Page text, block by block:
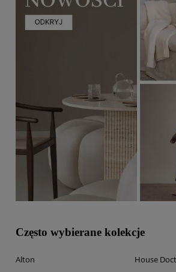
Często wybierane kolekcje
Alton
House